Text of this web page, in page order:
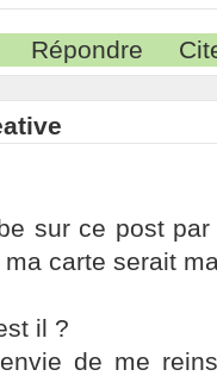
Répondre
sur ce post
carte serait
il ?
de me